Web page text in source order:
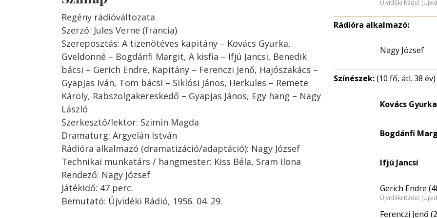
Regény rádióváltozata
Szerző: Jules Verne (francia)
Szereposztás: A tizenötéves kapitány – Kovács Gyurka,
Gveldonné – Bogdánfi Margit, A kisfia – Ifjú Jancsi, Benedik
bácsi – Gerich Endre, Kapitány – Ferenczi Jenő, Hajószakács –
Gyapjas Iván, Tom bácsi – Siklósi János, Herkules – Remete
Károly, Rabszolgakereskedő – Gyapjas János, Egy hang – Nagy
László
Szerkesztő/lektor: Szimin Magda
Dramaturg: Argyelán István
Rádióra alkalmazó (dramatizáció/adaptáció): Nagy József
Technikai munkatárs / hangmester: Kiss Béla, Sram Ilona
Rendező: Nagy József
Játékidő: 47 perc.
Bemutató: Újvidéki Rádió, 1956. 04. 29.
Újvidéki Rádió
Rádióra alkalmazó:
Nagy József
Színészek:(10 fő, átl. 38 év)
Kovács Gyurka
Bogdánfi
Ifjú Jancsi
Gerich Endre
Újvidéki Rádió
Ferenczi Jenő